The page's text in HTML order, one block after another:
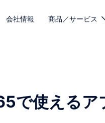
会社情報 商品／サービス
で使えるア